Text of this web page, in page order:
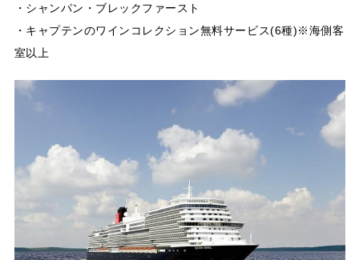
・シャンパン・ブレックファースト
・キャプテンのワインコレクション無料サービス(6種)※海側客
室以上